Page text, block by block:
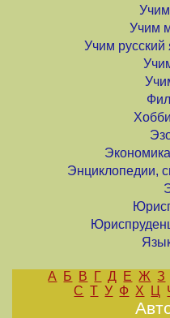
Учим
Учим русский
Энциклопедии,
А Б В Г Д Е Ж З
С Т У Ф Х Ц